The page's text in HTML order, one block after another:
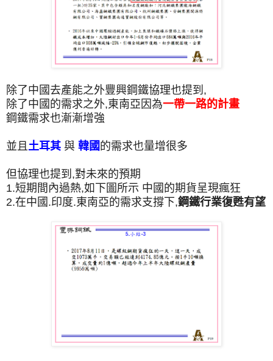
除了中國去產能之外豐興鋼鐵協理也提到,
除了中國的需求之外,東南亞因為一帶一路的計畫
鋼鐵需求也漸漸增強
並且 土耳其 與 韓國的需求也量增很多
但協理也提到,對未來的預期
1.短期間內過熱,如下圖所示 中國的期貨呈現瘋狂
2.在中國.印度.東南亞的需求支撐下,鋼鐵行業復甦有望